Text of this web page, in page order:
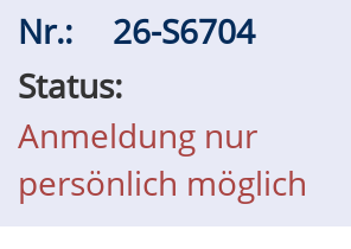
Nr.:
26-S6704
Status:
Anmeldung nur
persönlich möglich